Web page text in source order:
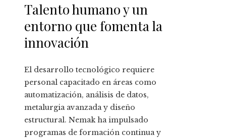
Talento humano y un
entorno que fomenta la
innovación
El desarrollo tecnológico requiere
personal capacitado en áreas como
automatización, análisis de datos,
metalurgia avanzada y diseño
estructural. Nemak ha impulsado
programas de formación continua y